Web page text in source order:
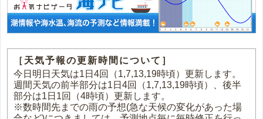
［天気予報の更新時間について］
今日明日天気は1日4回（1,7,13,19時頃）更新します。
週間天気の前半部分は1日4回（1,7,13,19時頃）、後半
部分は1日1回（4時頃）更新します。
※数時間先までの雨の予想(急な天候の変化があった場